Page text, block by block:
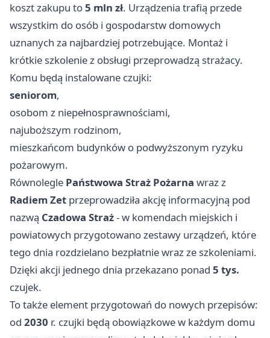
koszt zakupu to5 mln zł. Urządzenia trafią przede
wszystkim do osób i gospodarstw domowych
uznanych za najbardziej potrzebujące. Montaż i
krótkie szkolenie z obsługi przeprowadzą strażacy.
Komu będą instalowane czujki:
seniorom,
osobom z niepełnosprawnościami,
najuboższym rodzinom,
mieszkańcom budynków o podwyższonym ryzyku
pożarowym.
Równolegle Państwowa Straż Pożarna wraz z
Radiem Zet przeprowadziła akcję informacyjną pod
nazwą Czadowa Straż- w komendach miejskich i
powiatowych przygotowano zestawy urządzeń, które
tego dnia rozdzielano bezpłatnie wraz ze szkoleniami.
Dzięki akcji jednego dnia przekazano ponad 5 tys.
czujek.
To także element przygotowań do nowych przepisów:
od 2030 r. czujki będą obowiązkowe w każdym domu